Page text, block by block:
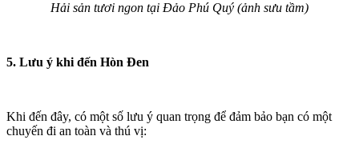
Hải sản tươi ngon tại Đảo Phú Quý (ảnh sưu tầm)
5. Lưu ý khi đến Hòn Đen
Khi đến đây, có một số lưu ý quan trọng để đảm bảo bạn có một
chuyến đi an toàn và thú vị: